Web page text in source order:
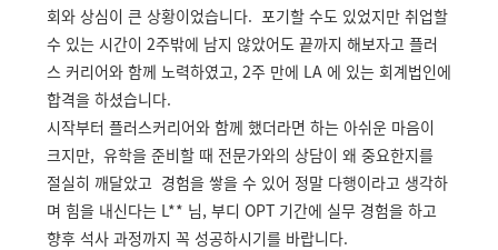
회와 상심이 큰 상황이었습니다. 포기할 수도 있었지만 취업할
수 있는 시간이 2주밖에 남지 않았어도 끝까지 해보자고 플러
스 커리어와 함께 노력하였고, 2주 만에 LA 에 있는 회계법인에
합격을 하셨습니다.
시작부터 플러스커리어와 함께 했더라면 하는 아쉬운 마음이
크지만, 유학을 준비할 때 전문가와의 상담이 왜 중요한지를
절실히 깨달았고 경험을 쌓을 수 있어 정말 다행이라고 생각하
며 힘을 내신다는 L** 님, 부디 OPT 기간에 실무 경험을 하고
향후 석사 과정까지 꼭 성공하시기를 바랍니다.